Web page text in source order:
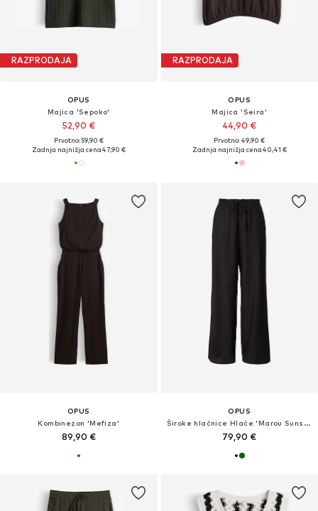
RAZPRODAJA
OPUS
Majica 'Sepoko'
52,90 €
Prvotno: 59,90 €
Zadnja najnižja cena47,90 €
RAZPRODAJA
OPUS
Majica 'Seira'
44,90 €
Prvotno: 49,90 €
Zadnja najnižja cena40,41 €
OPUS
Kombinezon 'Mefiza'
89,90 €
OPUS
Široke hlačnice Hlače 'Marou Sunset'
79,90 €